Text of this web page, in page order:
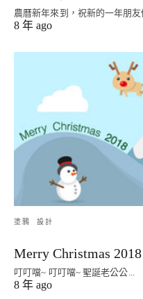
農曆新年來到，祝新的一年朋友
8 年 ago
塗鴉 設計
Merry Christmas 2018
叮叮噹~ 叮叮噹~ 聖誕老公公...
8 年 ago